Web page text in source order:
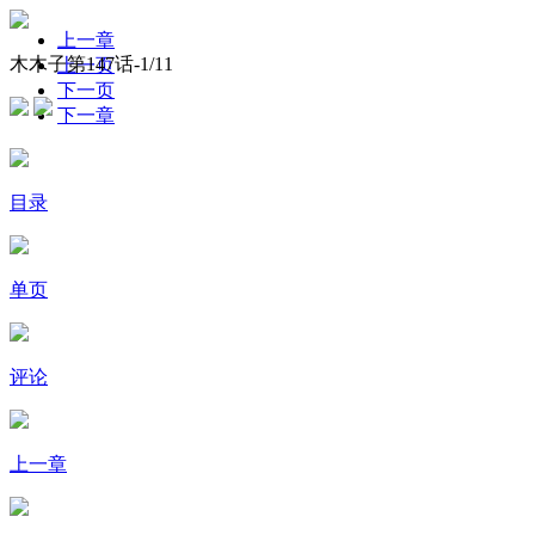
木木子第147话-1/11
上一章
上一页
下一页
下一章
目录
单页
评论
上一章